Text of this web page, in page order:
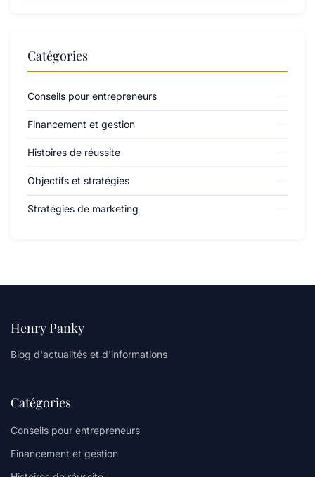
Catégories
Conseils pour entrepreneurs
Financement et gestion
Histoires de réussite
Objectifs et stratégies
Stratégies de marketing
Henry Panky
Blog d'actualités et d'informations
Catégories
Conseils pour entrepreneurs
Financement et gestion